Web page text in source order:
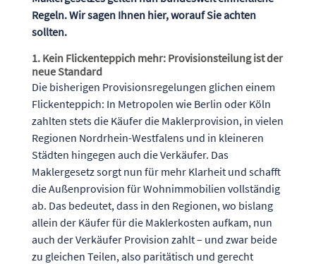
Regeln. Wir sagen Ihnen hier, worauf Sie achten
sollten.
1. Kein Flickenteppich mehr: Provisionsteilung ist der
neue Standard
Die bisherigen Provisionsregelungen glichen einem
Flickenteppich: In Metropolen wie Berlin oder Köln
zahlten stets die Käufer die Maklerprovision, in vielen
Regionen Nordrhein-Westfalens und in kleineren
Städten hingegen auch die Verkäufer. Das
Maklergesetz sorgt nun für mehr Klarheit und schafft
die Außenprovision für Wohnimmobilien vollständig
ab. Das bedeutet, dass in den Regionen, wo bislang
allein der Käufer für die Maklerkosten aufkam, nun
auch der Verkäufer Provision zahlt – und zwar beide
zu gleichen Teilen, also paritätisch und gerecht